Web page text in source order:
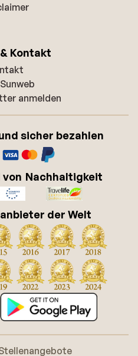
Kontakt
anmelden
sicher bezahlen
von Nachhaltigkeit
der Welt